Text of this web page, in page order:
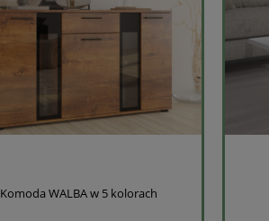
Komoda WALBA w 5 kolorach